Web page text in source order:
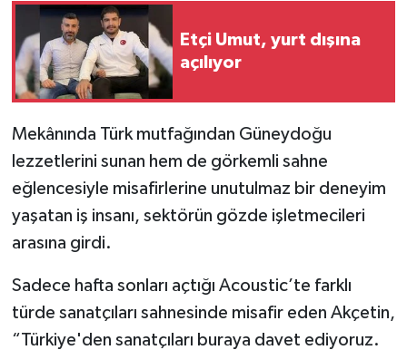
Etçi Umut, yurt dışına
açılıyor
Mekânında Türk mutfağından Güneydoğu
lezzetlerini sunan hem de görkemli sahne
eğlencesiyle misafirlerine unutulmaz bir deneyim
yaşatan iş insanı, sektörün gözde işletmecileri
arasına girdi.
Sadece hafta sonları açtığı Acoustic’te farklı
türde sanatçıları sahnesinde misafir eden Akçetin,
“Türkiye'den sanatçıları buraya davet ediyoruz.